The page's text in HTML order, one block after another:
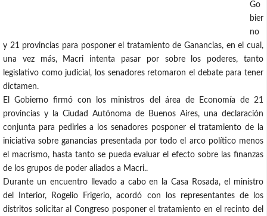
Go
bier
no
y 21 provincias para posponer el tratamiento de Ganancias, en el cual,
una vez más, Macri intenta pasar por sobre los poderes, tanto
legislativo como judicial, los senadores retomaron el debate para tener
dictamen.
El Gobierno firmó con los ministros del área de Economía de 21
provincias y la Ciudad Autónoma de Buenos Aires, una declaración
conjunta para pedirles a los senadores posponer el tratamiento de la
iniciativa sobre ganancias presentada por todo el arco político menos
el macrismo, hasta tanto se pueda evaluar el efecto sobre las finanzas
de los grupos de poder aliados a Macri..
Durante un encuentro llevado a cabo en la Casa Rosada, el ministro
del Interior, Rogelio Frigerio, acordó con los representantes de los
distritos solicitar al Congreso posponer el tratamiento en el recinto del